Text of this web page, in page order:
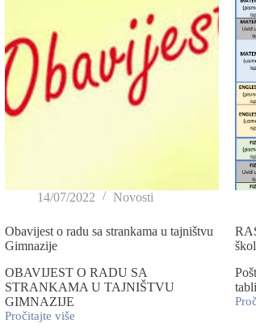
14/07/2022 Novosti
Obavijest o radu sa strankama u tajništvu
Gimnazije
OBAVIJEST O RADU SA
STRANKAMA U TAJNIŠTVU
GIMNAZIJE
Pročitajte više